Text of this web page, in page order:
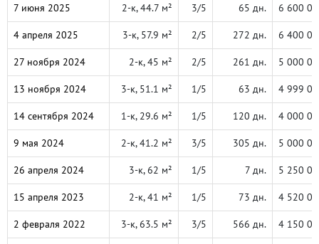
7 июня 2025 2-к, 44.7 м² 3/5 65 дн. 6 600
4 апреля 2025 3-к, 57.9 м² 2/5 272 дн. 6 400
27 ноября 2024 2-к, 45 м² 2/5 261 дн. 5 000
13 ноября 2024 3-к, 51.1 м² 1/5 63 дн. 4 999
14 сентября 2024 1-к, 29.6 м² 1/5 120 дн. 4 000
9 мая 2024 2-к, 41.2 м² 3/5 305 дн. 5 000
26 апреля 2024 3-к, 62 м² 1/5 7 дн. 5 250
15 апреля 2023 2-к, 41 м² 1/5 73 дн. 4 520
2 февраля 2022 3-к, 63.5 м² 3/5 566 дн. 4 150